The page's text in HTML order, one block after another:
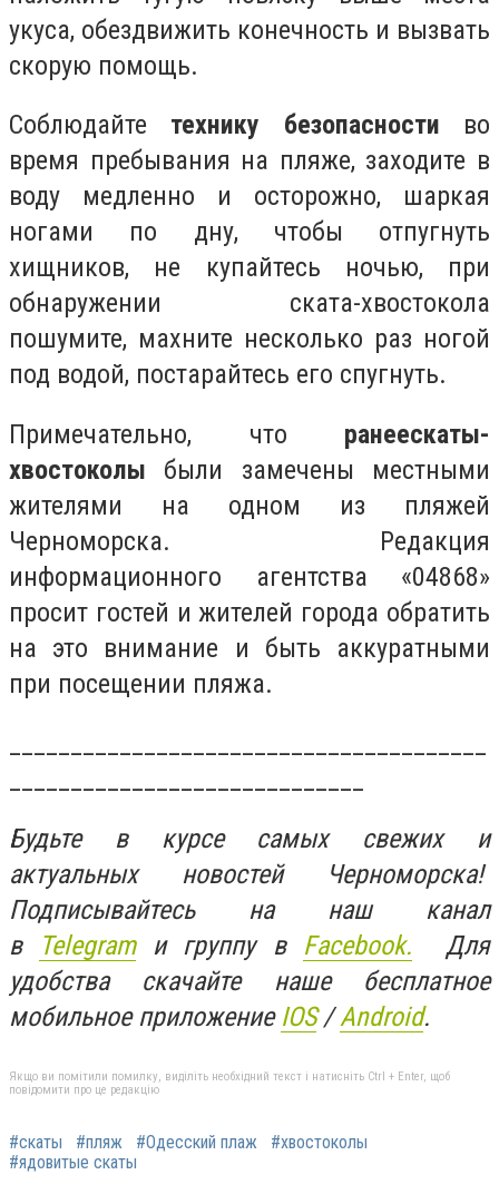
укуса, обездвижить конечность и вызвать
скорую помощь.
Соблюдайте технику безопасности во
время пребывания на пляже, заходите в
воду медленно и осторожно, шаркая
ногами по дну, чтобы отпугнуть
хищников, не купайтесь ночью, при
обнаружении ската-хвостокола
пошумите, махните несколько раз ногой
под водой, постарайтесь его спугнуть.
Примечательно, что ранеескаты-
хвостоколы были замечены местными
жителями на одном из пляжей
Черноморска. Редакция
информационного агентства «04868»
просит гостей и жителей города обратить
на это внимание и быть аккуратными
при посещении пляжа.
Будьте в курсе самых свежих и
актуальных новостей Черноморска!
Подписывайтесь на наш канал
в
Telegramи группу в Facebook. Для
удобства скачайте наше бесплатное
мобильное приложение IOS/Android.
Якщо ви помітили помилку, виділіть необхідний текст і натисніть Ctrl + Enter, щоб
повідомити про це редакцію
#скаты #пляж #Одесский плаж
#хвостоколы
#ядовитые скаты